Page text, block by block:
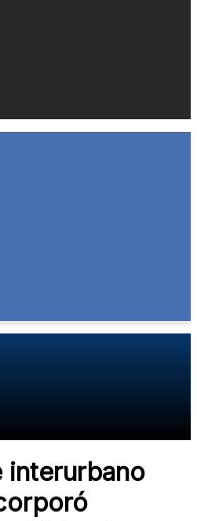
interurbano